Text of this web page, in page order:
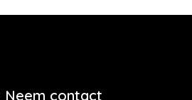
Neem contact